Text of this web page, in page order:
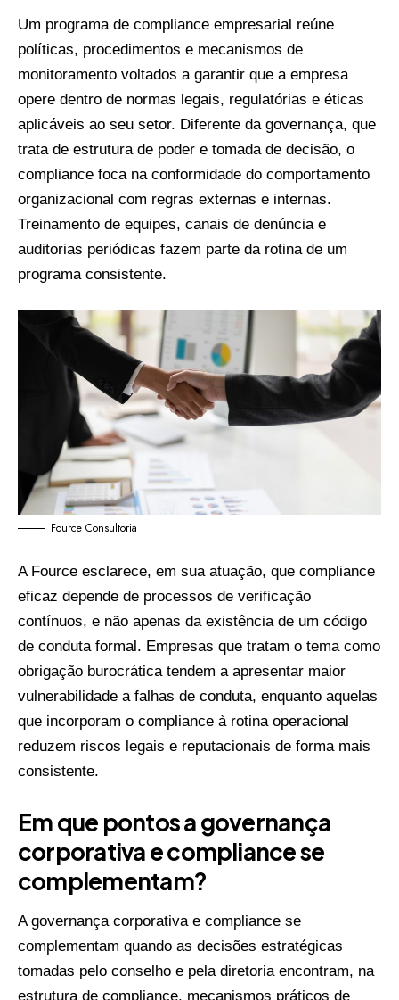
Um programa de compliance empresarial reúne
políticas, procedimentos e mecanismos de
monitoramento voltados a garantir que a empresa
opere dentro de normas legais, regulatórias e éticas
aplicáveis ao seu setor. Diferente da governança, que
trata de estrutura de poder e tomada de decisão, o
compliance foca na conformidade do comportamento
organizacional com regras externas e internas.
Treinamento de equipes, canais de denúncia e
auditorias periódicas fazem parte da rotina de um
programa consistente.
Fource Consultoria
A Fource esclarece, em sua atuação, que compliance
eficaz depende de processos de verificação
contínuos, e não apenas da existência de um código
de conduta formal. Empresas que tratam o tema como
obrigação burocrática tendem a apresentar maior
vulnerabilidade a falhas de conduta, enquanto aquelas
que incorporam o compliance à rotina operacional
reduzem riscos legais e reputacionais de forma mais
consistente.
Em que pontos a governança
corporativa e compliance se
complementam?
A governança corporativa e compliance se
complementam quando as decisões estratégicas
tomadas pelo conselho e pela diretoria encontram, na
estrutura de compliance, mecanismos práticos de